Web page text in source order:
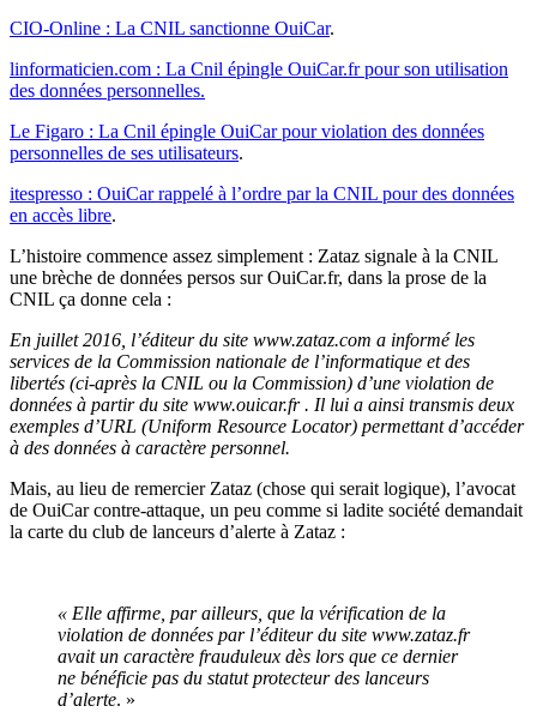
CIO-Online : La CNIL sanctionne OuiCar.
linformaticien.com : La Cnil épingle OuiCar.fr pour son utilisation
des données personnelles.
Le Figaro : La Cnil épingle OuiCar pour violation des données
personnelles de ses utilisateurs.
itespresso : OuiCar rappelé à l’ordre par la CNIL pour des données
en accès libre.
L’histoire commence assez simplement : Zataz signale à la CNIL
une brèche de données persos sur OuiCar.fr, dans la prose de la
CNIL ça donne cela :
En juillet 2016, l’éditeur du site www.zataz.com a informé les
services de la Commission nationale de l’informatique et des
libertés (ci-après la CNIL ou la Commission) d’une violation de
données à partir du site www.ouicar.fr . Il lui a ainsi transmis deux
exemples d’URL (Uniform Resource Locator) permettant d’accéder
à des données à caractère personnel.
Mais, au lieu de remercier Zataz (chose qui serait logique), l’avocat
de OuiCar contre-attaque, un peu comme si ladite société demandait
la carte du club de lanceurs d’alerte à Zataz :
« Elle affirme, par ailleurs, que la vérification de la
violation de données par l’éditeur du site www.zataz.fr
avait un caractère frauduleux dès lors que ce dernier
ne bénéficie pas du statut protecteur des lanceurs
d’alerte. »